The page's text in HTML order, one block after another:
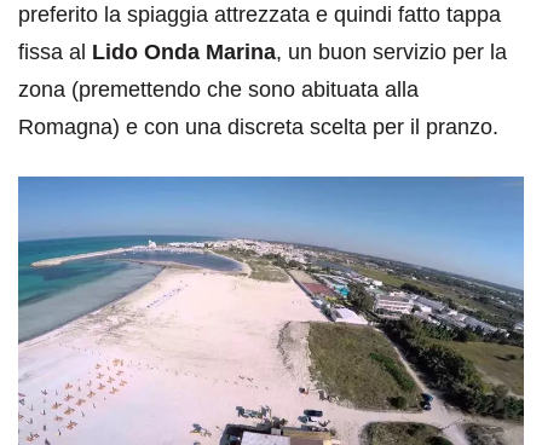
preferito la spiaggia attrezzata e quindi fatto tappa
fissa al Lido Onda Marina, un buon servizio per la
zona (premettendo che sono abituata alla
Romagna) e con una discreta scelta per il pranzo.